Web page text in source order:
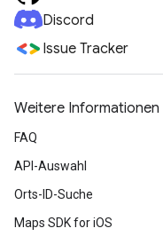
Discord
Issue Tracker
Weitere Informationen
FAQ
API-Auswahl
Orts-ID-Suche
Maps SDK for iOS